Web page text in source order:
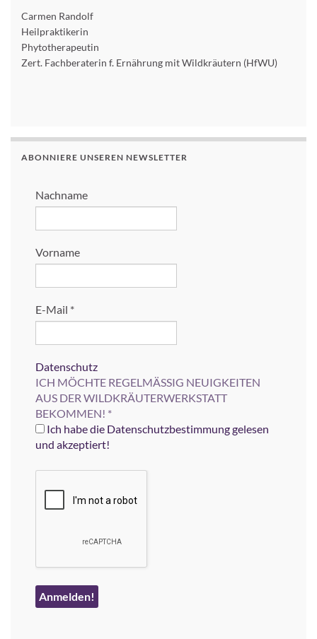
Carmen Randolf
Heilpraktikerin
Phytotherapeutin
Zert. Fachberaterin f. Ernährung mit Wildkräutern (HfWU)
ABONNIERE UNSEREN NEWSLETTER
Nachname
Vorname
E-Mail *
Datenschutz
ICH MÖCHTE REGELMÄSSIG NEUIGKEITEN
AUS DER WILDKRÄUTERWERKSTATT
BEKOMMEN! *
Ich habe die Datenschutzbestimmung gelesen
und akzeptiert!